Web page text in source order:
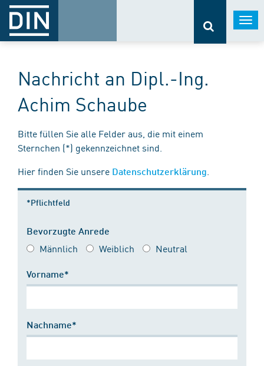
Nachricht an Dipl.-Ing.
Achim Schaube
Bitte füllen Sie alle Felder aus, die mit einem
Sternchen (*) gekennzeichnet sind.
Hier finden Sie unsere Datenschutzerklärung
*Pflichtfeld
Bevorzugte Anrede
Männlich Weiblich Neutral
Vorname*
Nachname*